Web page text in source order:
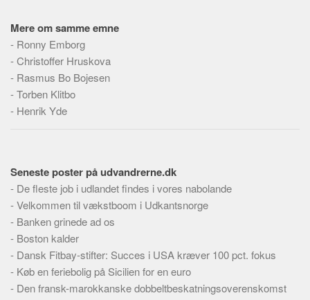
Mere om samme emne
- Ronny Emborg
-Christoffer Hruskova
- Rasmus Bo Bojesen
-Torben Klitbo
- Henrik Yde
Seneste poster på udvandrerne.dk
- De fleste job i udlandet findes i vores nabolande
-Velkommen til vækstboom i Udkantsnorge
- Banken grinede ad os
- Boston kalder
- Dansk Fitbay-stifter: Succes i USA kræver 100 pct. fokus
- Køb en feriebolig på Sicilien for en euro
- Den fransk-marokkanske dobbeltbeskatningsoverenskomst